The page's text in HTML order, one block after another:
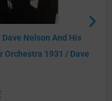
Nelson And His
Orchestra 1931 / Dave